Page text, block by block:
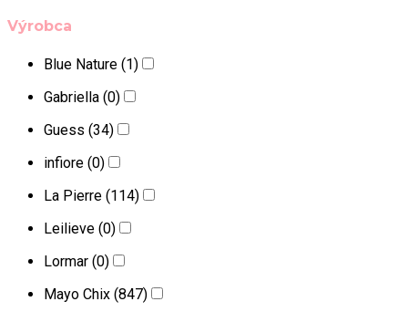
Výrobca
Blue Nature (1)
Gabriella (0)
Guess (34)
infiore (0)
La Pierre (114)
Leilieve (0)
Lormar (0)
Mayo Chix (847)